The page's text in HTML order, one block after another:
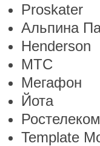
Proskater
Альпина
Henderson
МТС
Мегафон
Йота
Ростелеком
Template